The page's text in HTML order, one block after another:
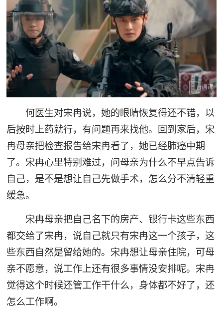
何医生对宋冉说，她的眼睛恢复得还不错，以
后按时上药就行，有问题再来找他。回到家后，宋
冉母亲把检查报告给宋冉看了，她已经肺癌中期
了。宋冉心里特别难过，问母亲为什么不早点告诉
自己，是不是想让自己先做手术，怎么分不清轻重
缓急。
宋冉母亲把自己名下的房产、银行卡这些东西
都交给了宋冉，说自己就只有宋冉这一个孩子，这
些东西自然是留给她的。宋冉想让母亲住院，可母
亲不愿意，说工作上还有很多事情没安排呢。宋冉
觉得这个时候还管工作干什么，身体都不好了，还
怎么工作啊。